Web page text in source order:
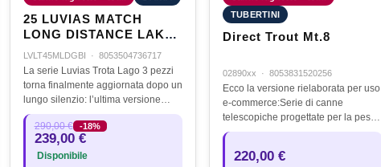
25 LUVIAS MATCH
LONG DISTANCE LAKE
TROUT 45ML
LVLT45MLDGBI · 8053504736717
La serie Luvias Trota Lago 3 pezzi
torna finalmente aggiornata dopo un
lungo silenzio: l’ultima versione
risaliva al lontano 2017. Questa
nuova generazione è stata
completamente riprogettata, con…
290,00 € -18%
239,00 €
Disponibile
TUBERTINI
Direct Trout Mt.8
02890xx · 8053831520256
Ecco la versione rielaborata per uso
e-commerce:Serie di canne
telescopiche progettate per la pesca
alla trota in torrente, caratterizzate
struttura robusta e…
220,00 €